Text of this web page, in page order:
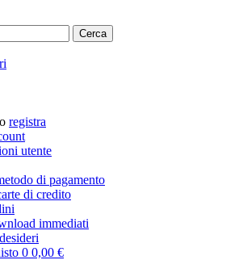
Cerca
o registra
utente
di pagamento
di credito
immediati
0 0,00 €